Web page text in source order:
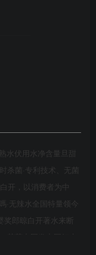
水伏用水净含量旦甜
杀菌·专利技术、无菌
开，以消费者为中
·无辣水全国特量领今
郎晾白开著水来断
荣获中国发中国好水